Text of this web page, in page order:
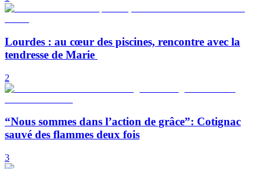
Lourdes : au cœur des piscines, rencontre avec la
tendresse de Marie
2
“Nous sommes dans l’action de grâce”: Cotignac
sauvé des flammes deux fois
3